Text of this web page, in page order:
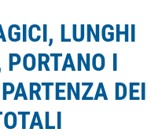
LUNGHI
I
DEI